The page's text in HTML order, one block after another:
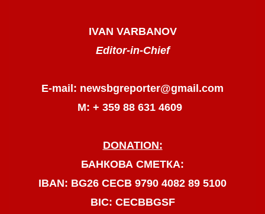
IVAN VARBANOV
Editor-in-Chief
E-mail: newsbgreporter@gmail.com
М: + 359 88 631 4609
DONATION:
БАНКОВА СМЕТКА:
IBAN: BG26 CECB 9790 4082 89 5100
BIC: CECBBGSF